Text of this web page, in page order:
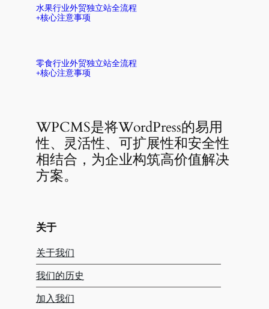
水果行业外贸独立站全流程
+核心注意事项
零食行业外贸独立站全流程
+核心注意事项
WPCMS是将WordPress的易用
性、灵活性、可扩展性和安全性
相结合，为企业构筑高价值解决
方案。
关于
关于我们
我们的历史
加入我们